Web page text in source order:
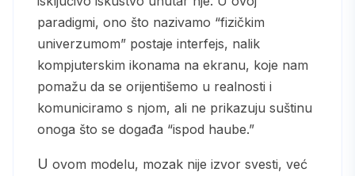
paradigmi, ono što nazivamo “fizičkim
univerzumom” postaje interfejs, nalik
kompjuterskim ikonama na ekranu, koje nam
pomažu da se orijentišemo u realnosti i
komuniciramo s njom, ali ne prikazuju suštinu
onoga što se događa “ispod haube.”
U ovom modelu, mozak nije izvor svesti, već